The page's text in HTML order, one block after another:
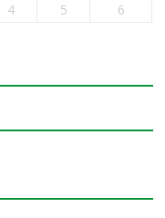
4 5 6